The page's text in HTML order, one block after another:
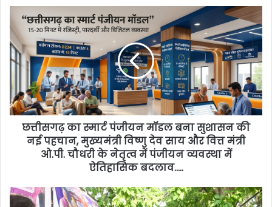
छत्तीसगढ़ का स्मार्ट पंजीयन मॉडल बना सुशासन की
नई पहचान, मुख्यमंत्री विष्णु देव साय और वित्त मंत्री
ओ.पी. चौधरी के नेतृत्व में पंजीयन व्यवस्था में
ऐतिहासिक बदलाव…..